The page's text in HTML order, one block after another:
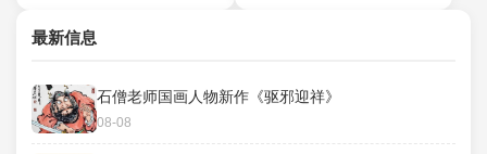
最新信息
石僧老师国画人物新作《驱邪迎祥》
08-08